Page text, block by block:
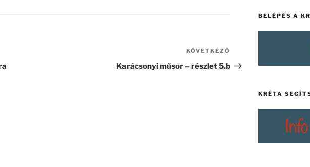
bejegyzés
KÖVETKEZŐ
Karácsonyi műsor – részlet 5.b
BELÉPÉS A
KRÉTA